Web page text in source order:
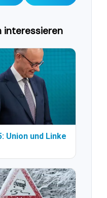
interessieren
Union und Linke